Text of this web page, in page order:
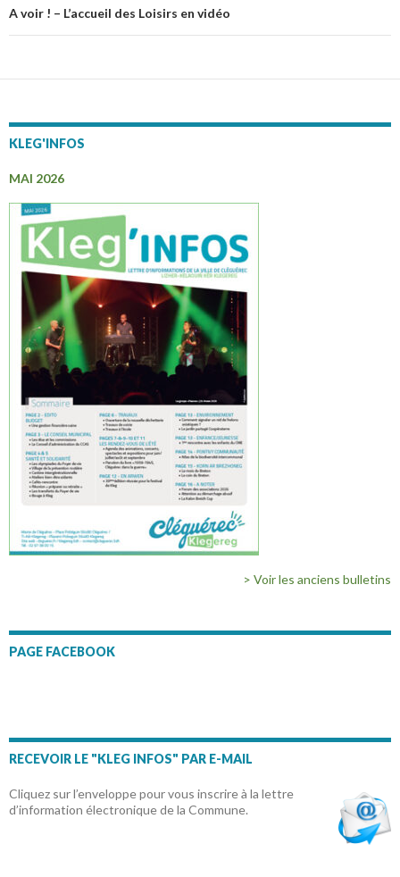
articles
A voir ! – L’accueil des Loisirs en vidéo
KLEG'INFOS
MAI 2026
> Voir les anciens bulletins
PAGE FACEBOOK
RECEVOIR LE "KLEG INFOS" PAR E-MAIL
Cliquez sur l’enveloppe pour vous inscrire à la lettre
d’information électronique de la Commune.